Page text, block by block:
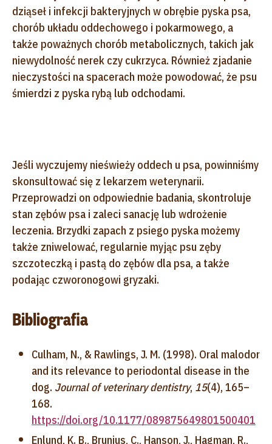
dziąseł i infekcji bakteryjnych w obrębie pyska psa,
chorób układu oddechowego i pokarmowego, a
także poważnych chorób metabolicznych, takich jak
niewydolność nerek czy cukrzyca. Również zjadanie
nieczystości na spacerach może powodować, że psu
śmierdzi z pyska rybą lub odchodami.
Jeśli wyczujemy nieświeży oddech u psa, powinniśmy
skonsultować się z lekarzem weterynarii.
Przeprowadzi on odpowiednie badania, skontroluje
stan zębów psa i zaleci sanację lub wdrożenie
leczenia. Brzydki zapach z psiego pyska możemy
także zniwelować, regularnie myjąc psu zęby
szczoteczką i pastą do zębów dla psa, a także
podając czworonogowi gryzaki.
Bibliografia
Culham, N., & Rawlings, J. M. (1998). Oral malodor
and its relevance to periodontal disease in the
dog. Journal of veterinary dentistry, 15(4), 165–
168.
https://doi.org/10.1177/089875649801500401
Enlund, K. B., Brunius, C., Hanson, J., Hagman, R.,